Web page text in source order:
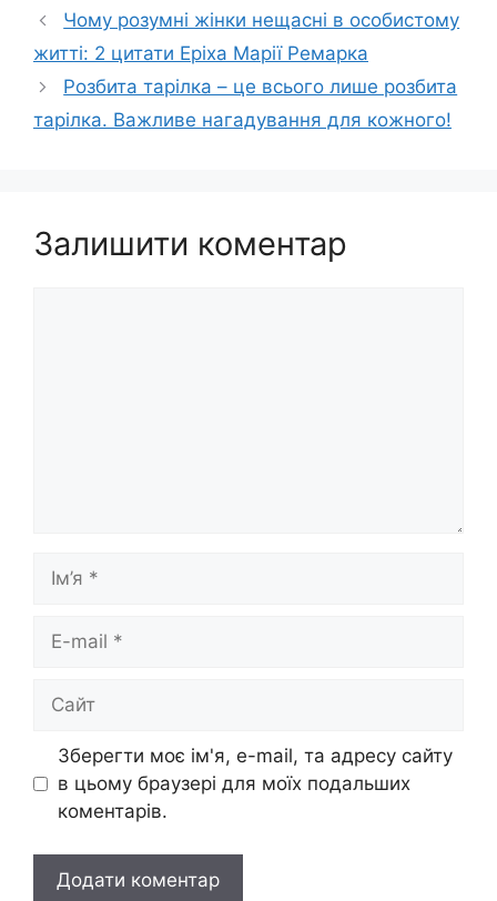
Чому розумні жінки нещасні в особистому
житті: 2 цитати Еріха Марії Ремарка
Розбита тарілка – це всього лише розбита
тарілка. Важливе нагадування для кожного!
Залишити коментар
Ім’я
Сайт
Зберегти моє ім'я, e-mail, та адресу сайту
в цьому браузері для моїх подальших
коментарів.